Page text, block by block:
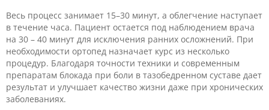
Весь процесс занимает 15–30 минут, а облегчение наступает
в течение часа. Пациент остается под наблюдением врача
на 30 – 40 минут для исключения ранних осложнений. При
необходимости ортопед назначает курс из несколько
процедур. Благодаря точности техники и современным
препаратам блокада при боли в тазобедренном суставе дает
результат и улучшает качество жизни даже при хронических
заболеваниях.